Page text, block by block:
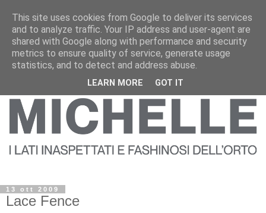
13 ott 2009
Lace Fence
This site uses cookies from Google to deliver its services
and to analyze traffic. Your IP address and user-agent are
shared with Google along with performance and security
metrics to ensure quality of service, generate usage
statistics, and to detect and address abuse.
LEARN MORE GOT IT